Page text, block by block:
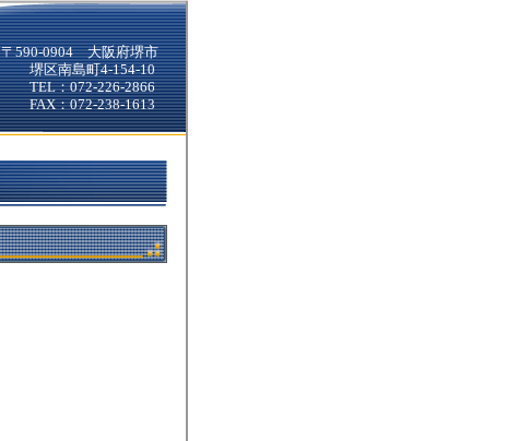
〒590-0904 大阪府堺市
堺区南島町4-154-10
TEL：072-226-2866
FAX：072-238-1613